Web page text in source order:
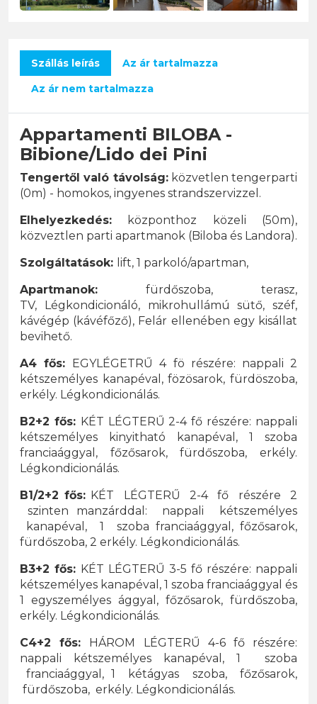
Szállás leírás
Az ár tartalmazza
Az ár nem tartalmazza
Appartamenti BILOBA -
Bibione/Lido dei Pini
Tengertől való távolság:közvetlen tengerparti
(0m) - homokos, ingyenes strandszervizzel.
Elhelyezkedés: központhoz közeli (50m),
közveztlen parti apartmanok (Biloba és Landora).
Szolgáltatások: lift, 1 parkoló/apartman,
Apartmanok: fürdőszoba, terasz,
TV, Légkondicionáló, mikrohullámú sütő, széf,
kávégép (kávéfőző), Felár ellenében egy kisállat
bevihető.​
A4 fős: EGYLÉGETRŰ 4 fö részére: nappali 2
kétszemélyes kanapéval, fözösarok, fürdöszoba,
erkély. Légkondicionálás.
B2+2 fős: KÉT LÉGTERŰ 2-4 fő részére: nappali
kétszemélyes kinyitható kanapéval, 1 szoba
franciaággyal, főzősarok, fürdőszoba, erkély.
Légkondicionálás.
B1/2+2 fős: KÉT LÉGTERŰ 2-4 fő részére 2
szinten manzárddal: nappali kétszemélyes
kanapéval, 1 szoba franciaággyal, főzősarok,
fürdőszoba, 2 erkély. Légkondicionálás.
B3+2 fős: KÉT LÉGTERŰ 3-5 fő részére: nappali
kétszemélyes kanapéval, 1 szoba franciaággyal és
1 egyszemélyes ággyal, főzősarok, fürdőszoba,
erkély. Légkondicionálás.
C4+2 fős: HÁROM LÉGTERŰ 4-6 fő részére:
nappali kétszemélyes kanapéval, 1 szoba
franciaággyal, 1 kétágyas szoba, főzősarok,
fürdőszoba, erkély. Légkondicionálás.